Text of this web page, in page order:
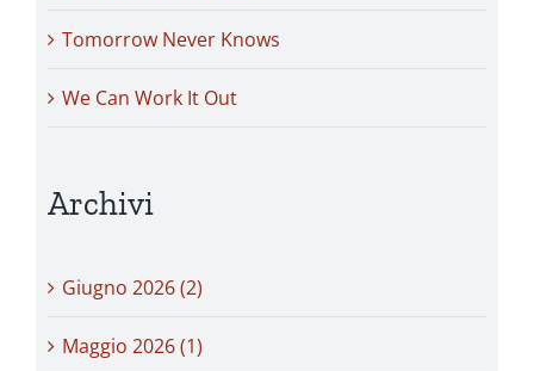
Tomorrow Never Knows
We Can Work It Out
Archivi
Giugno 2026 (2)
Maggio 2026 (1)